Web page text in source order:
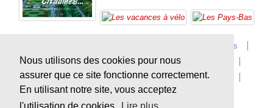
Nous utilisons des cookies pour nous
assurer que ce site fonctionne correctement.
En utilisant notre site, vous acceptez
Postes vacants
Contact
Questions? Agences
Conditions de voyage
Assurances
privacy
Durabilité